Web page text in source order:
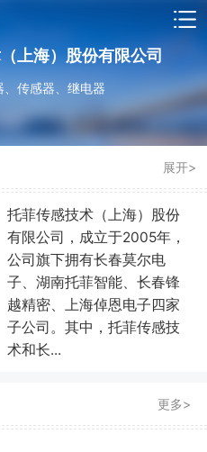
上海）股份有限公司
传感器、继电器
展开>
托菲传感技术（上海）股份
有限公司，成立于2005年，
公司旗下拥有长春莫尔电
子、湖南托菲智能、长春锋
越精密、上海倬恩电子四家
子公司。其中，托菲传感技
术和长...
更多>